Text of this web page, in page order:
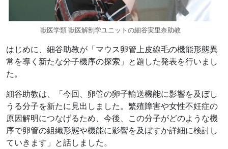
獣医学類 獣医解剖学ユニットの細谷実里奈助教
はじめに、細谷助教が「マウス卵管上皮線毛の機能形態異
常を導く新たな分子機序の探索」と題した発表を行いまし
た。
細谷助教は、「今回、卵管の卵子輸送機能に影響を及ぼし
うる分子を新たに見出しました。繁殖障害や女性不妊症の
原因解明につなげるため、今後、この分子がどのような機
序で卵管の組織形態や機能に影響を及ぼすか詳細に検討し
ていきます」と話しました。